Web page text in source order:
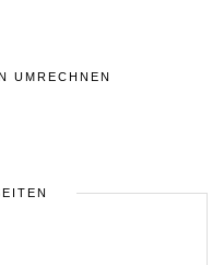
UMRECHNEN